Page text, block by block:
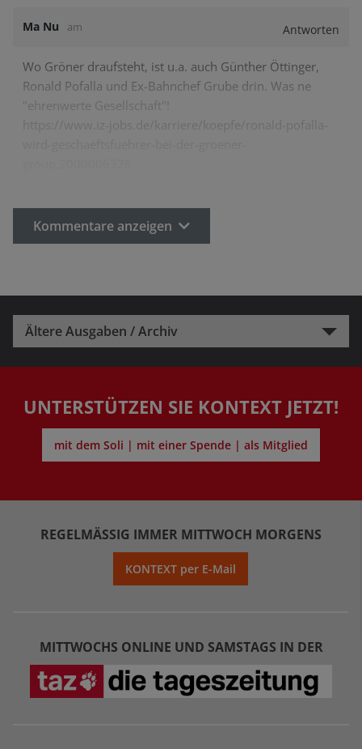
Ma Nu am Antworten
Wo Gröner draufsteht, ist u.a. auch Günther Öttinger,
Ronald Pofalla und Ex-Bahnchef Grube drin. Was ne
"ehrenwerte Gesellschaft"!
Kommentare anzeigen
Ältere Ausgaben / Archiv
UNTERSTÜTZEN SIE KONTEXT JETZT!
mit dem Soli | mit einer Spende | als Mitglied
REGELMÄSSIG IMMER MITTWOCH MORGENS
KONTEXT per E-Mail
MITTWOCHS ONLINE UND SAMSTAGS IN DER